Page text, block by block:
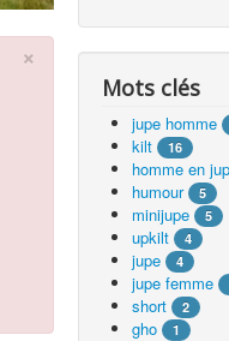
×
Mots clés
jupe homme
kilt
16
homme en
humour
5
minijupe 5
upkilt 4
jupe 4
jupe femme
short
2
gho 1